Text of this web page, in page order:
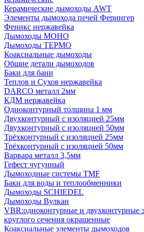
Керамические дымоходы AWT
Элементы дымохода печей Ферингер
Феникс нержавейка
Дымоходы МОНО
Дымоходы ТЕРМО
Коаксиальные дымоходы
Общие детали дымоходов
Баки для бани
Теплов и Сухов нержавейка
DARCO металл 2мм
КДМ нержавейка
Одноконтурный толщина 1 мм
Двухконтурный с изоляцией 25мм
Двухконтурный с изоляцией 50мм
Трёхконтурный с изоляцией 25мм
Трёхконтурный с изоляцией 50мм
Варвара металл 3,5мм
Гефест чугунный
Дымоходные системы TMF
Баки для воды и теплообменники
Дымоходы SCHIEDEL
Дымоходы Вулкан
VBR:одноконтурные и двухконтурные
круглого сечения окрашенные
Коаксиальные элементы дымоходов